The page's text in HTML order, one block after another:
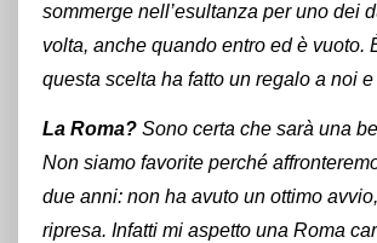
sommerge nell’esultanza per uno dei
volta, anche quando entro ed è
questa scelta ha fatto un regalo a noi
La Roma? Sono certa che sarà una
Non siamo favorite perché
due anni: non ha avuto un ottimo
ripresa. Infatti mi aspetto una Roma